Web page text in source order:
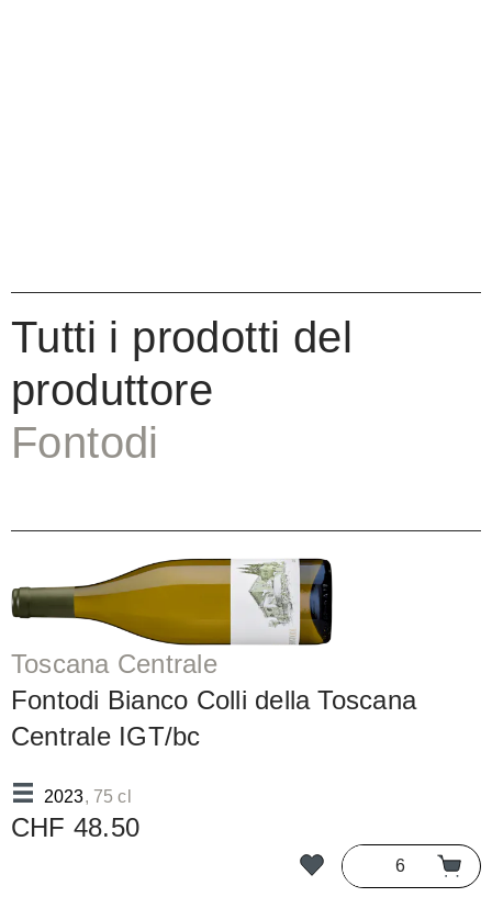
Tutti i prodotti del
produttore
Fontodi
Toscana Centrale
Fontodi Bianco Colli della Toscana
Centrale IGT/bc
2023, 75 cl
CHF 48.50